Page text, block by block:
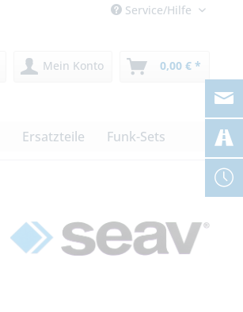
Service/Hilfe
Mein Konto 0,00 € *
Ersatzteile Funk-Sets